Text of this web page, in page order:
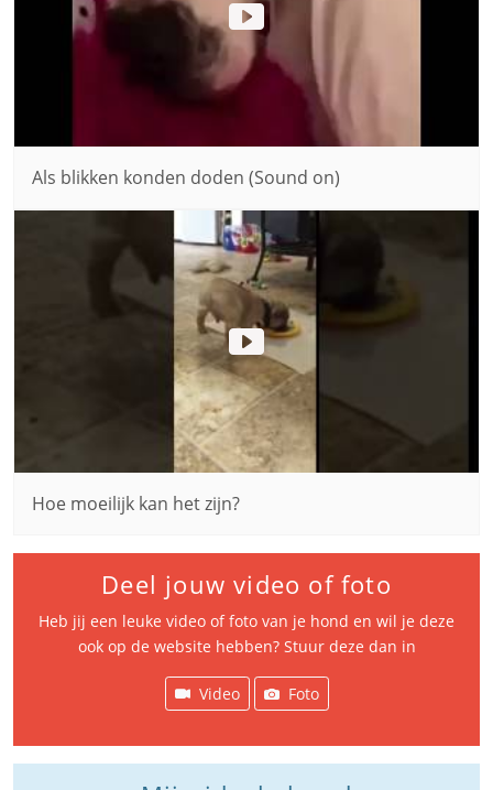
Als blikken konden doden (Sound on)
Hoe moeilijk kan het zijn?
Deel jouw video of foto
Heb jij een leuke video of foto van je hond en wil je deze
ook op de website hebben? Stuur deze dan in
Video Foto